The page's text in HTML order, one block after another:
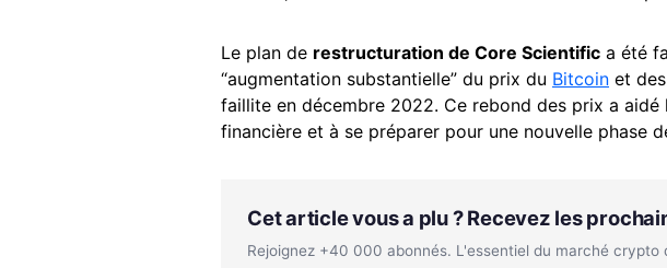
Le plan de restructuration de Core Scientific a été
“augmentation substantielle” du prix du Bitcoin et
faillite en décembre 2022. Ce rebond des prix a aidé
financière et à se préparer pour une nouvelle phase
Cet article vous a plu ? Recevez les
Rejoignez +40 000 abonnés. L'essentiel du marché